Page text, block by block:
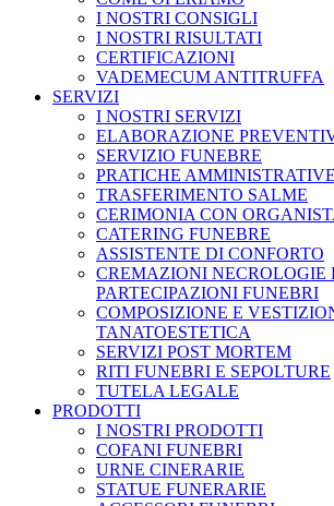
I NOSTRI CONSIGLI
I NOSTRI RISULTATI
CERTIFICAZIONI
VADEMECUM ANTITRUFFA
SERVIZI
I NOSTRI SERVIZI
ELABORAZIONE
SERVIZIO FUNEBRE
PRATICHE
TRASFERIMENTO SALME
CERIMONIA CON
CATERING FUNEBRE
ASSISTENTE DI CONFORTO
CREMAZIONI NECROLOGIE
PARTECIPAZIONI FUNEBRI
COMPOSIZIONE E
TANATOESTETICA
SERVIZI POST MORTEM
RITI FUNEBRI E SEPOLTURE
TUTELA LEGALE
PRODOTTI
I NOSTRI PRODOTTI
COFANI FUNEBRI
URNE CINERARIE
STATUE FUNERARIE